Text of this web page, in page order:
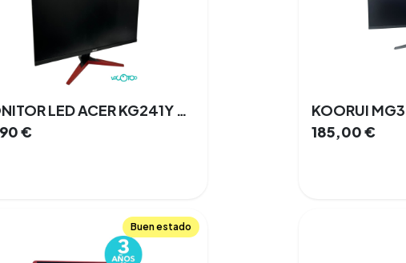
MONITOR LED ACER KG241Y 24" FHD 60HZ
€
185,00€
Buen estado